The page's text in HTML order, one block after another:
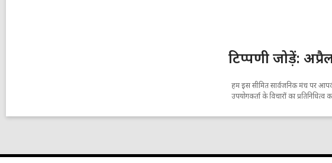
टिप्पणी जोड़ें:
हम इस सीमित सार्वजनिक मंच पर
उपयोगकर्ता के विचारों का